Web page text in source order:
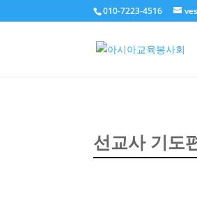
010-7223-4516
선교사 기도